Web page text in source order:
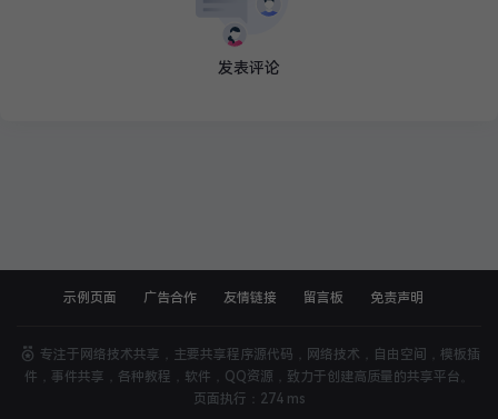
发表评论
示例页面 广告合作 友情链接 留言板 免责声明
专注于网络技术共享，主要共享程序源代码，网络技术，自由空间，模板插
件，事件共享，各种教程，软件，QQ资源，致力于创建高质量的共享平台。
页面执行：274 ms